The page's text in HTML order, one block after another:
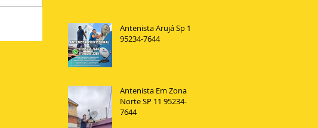
Antenista Arujá Sp 11
95234-7644
Antenista Em Zona
Norte SP 11 95234-
7644